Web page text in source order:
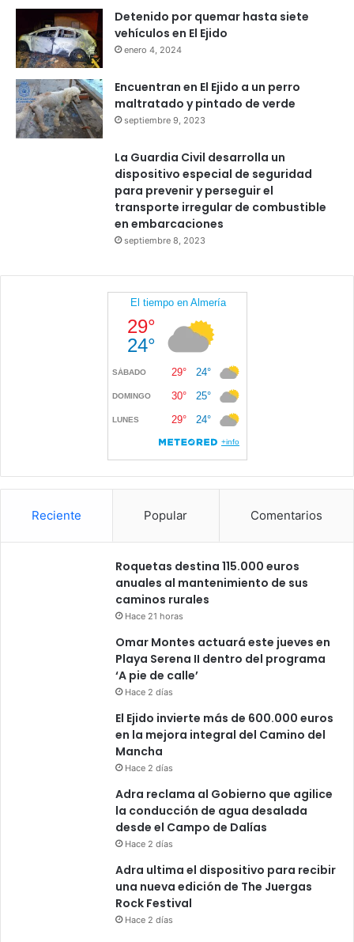
Detenido por quemar hasta siete
vehículos en El Ejido
enero 4, 2024
Encuentran en El Ejido a un perro
maltratado y pintado de verde
septiembre 9, 2023
La Guardia Civil desarrolla un
dispositivo especial de seguridad
para prevenir y perseguir el
transporte irregular de combustible
en embarcaciones
septiembre 8, 2023
Reciente Popular Comentarios
Roquetas destina 115.000 euros
anuales al mantenimiento de sus
caminos rurales
Hace 21 horas
Omar Montes actuará este jueves en
Playa Serena II dentro del programa
‘A pie de calle’
Hace 2 días
El Ejido invierte más de 600.000 euros
en la mejora integral del Camino del
Mancha
Hace 2 días
Adra reclama al Gobierno que agilice
la conducción de agua desalada
desde el Campo de Dalías
Hace 2 días
Adra ultima el dispositivo para recibir
una nueva edición de The Juergas
Rock Festival
Hace 2 días